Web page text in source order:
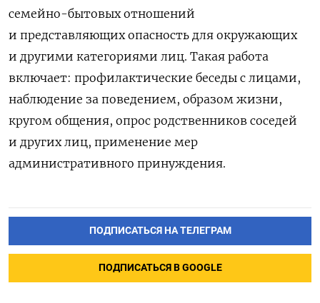
семейно-бытовых отношений
и представляющих опасность для окружающих
и другими категориями лиц. Такая работа
включает: профилактические беседы с лицами,
наблюдение за поведением, образом жизни,
кругом общения, опрос родственников соседей
и других лиц, применение мер
административного принуждения.
ПОДПИСАТЬСЯ НА ТЕЛЕГРАМ
ПОДПИСАТЬСЯ В GOOGLE